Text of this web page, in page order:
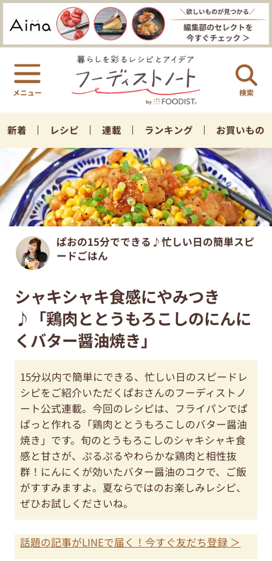
検索
新着 レシピ 連載 ランキング お買いもの
ぱおの15分でできる♪忙しい日の簡単スピ
ードごはん
シャキシャキ食感にやみつき
♪「鶏肉ととうもろこしのにんに
くバター醤油焼き」
15分以内で簡単にできる、忙しい日のスピードレ
シピをご紹介いただくぱおさんのフーディストノ
ート公式連載。今回のレシピは、フライパンでぱ
ぱっと作れる「鶏肉ととうもろこしのバター醤油
焼き」です。旬のとうもろこしのシャキシャキ食
感と甘さが、ぷるぷるやわらかな鶏肉と相性抜
群！にんにくが効いたバター醤油のコクで、ご飯
がすすみますよ。夏ならではのお楽しみレシピ、
ぜひお試しくださいね。
話題の記事がLINEで届く！今すぐ友だち登録 ＞